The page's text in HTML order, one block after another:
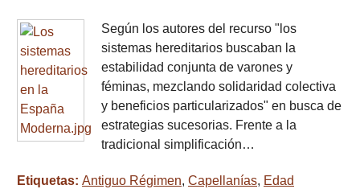
Según los autores del recurso "los
sistemas hereditarios buscaban la
estabilidad conjunta de varones y
féminas, mezclando solidaridad colectiva
y beneficios particularizados" en busca de
estrategias sucesorias. Frente a la
tradicional simplificación…
Etiquetas: Antiguo Régimen, Capellanías, Edad